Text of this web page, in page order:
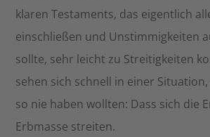
klaren Testaments, das eigentlich
einschließen und Unstimmigkeiten
sollte, sehr leicht zu Streitigkeiten
sehen sich schnell in einer
so nie haben wollten: Dass sich die
Erbmasse streiten.